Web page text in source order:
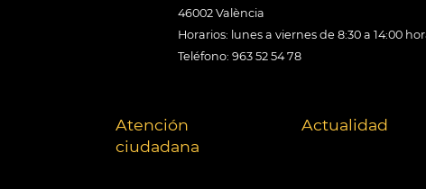
46002 València
Horarios: lunes a viernes de 8:30 a 14:00
Teléfono: 963 52 54 78
Atención
ciudadana
Actualidad